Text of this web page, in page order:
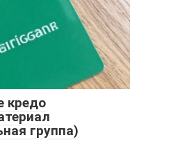
кредо
группа)